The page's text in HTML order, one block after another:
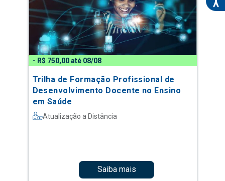
- R$ 750,00 até 08/08
Trilha de Formação Profissional de
Desenvolvimento Docente no Ensino
em Saúde
Atualização a Distância
Saiba mais